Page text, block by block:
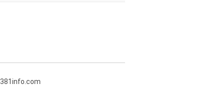
381info.com